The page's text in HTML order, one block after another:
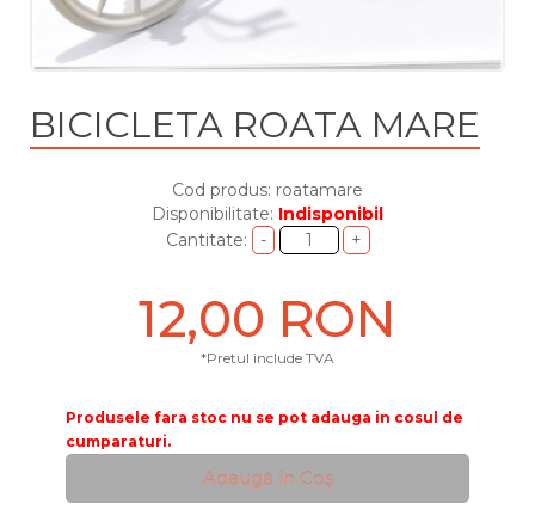
BICICLETA ROATA MARE
Cod produs: roatamare
Disponibilitate: Indisponibil
Cantitate:
12,00 RON
*Pretul include TVA
Produsele fara stoc nu se pot adauga in cosul de
cumparaturi.
Adaugă în Coş